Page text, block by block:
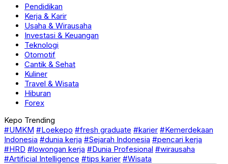
Pendidikan
Kerja & Karir
Usaha & Wirausaha
Investasi & Keuangan
Teknologi
Otomotif
Cantik & Sehat
Kuliner
Travel & Wisata
Hiburan
Forex
Kepo Trending
#UMKM #Loekepo #fresh graduate #karier #Kemerdekaan
Indonesia #dunia kerja #Sejarah Indonesia #pencari kerja
#HRD #lowongan kerja #Dunia Profesional #wirausaha
#Artificial Intelligence #tips karier #Wisata